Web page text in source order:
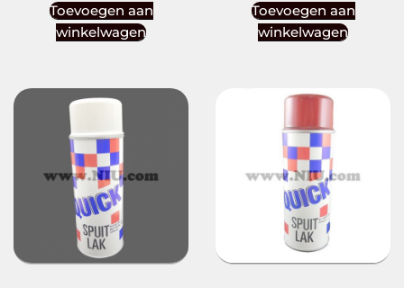
Toevoegen aan
winkelwagen
Toevoegen aan
winkelwagen